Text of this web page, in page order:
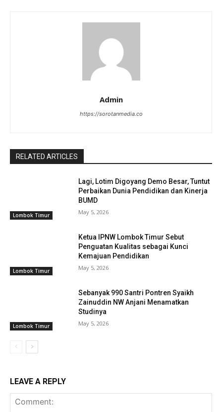
Admin
https://sorotanmedia.co
RELATED ARTICLES
Lombok Timur
Lagi, Lotim Digoyang Demo Besar, Tuntut
Perbaikan Dunia Pendidikan dan Kinerja
BUMD
May 5, 2026
Lombok Timur
Ketua IPNW Lombok Timur Sebut
Penguatan Kualitas sebagai Kunci
Kemajuan Pendidikan
May 5, 2026
Lombok Timur
Sebanyak 990 Santri Pontren Syaikh
Zainuddin NW Anjani Menamatkan
Studinya
May 5, 2026
LEAVE A REPLY